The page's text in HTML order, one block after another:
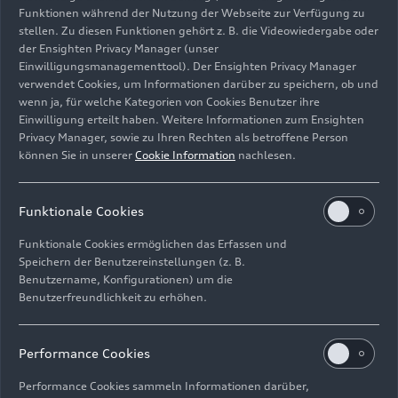
Fahraufnahme,
Farbe: Atollblau
Bild-Nr: A202229 · Copyright: AUDI AG
Rechte: Verwendung für Pressezwecke honorarfrei
ImpressumRechtliches
Hinweisgebersystem
Informationen zur BarrierefreiheitKontakt
Funktionen während der Nutzung der Webseite zur Verfügung zu
stellen. Zu diesen Funktionen gehört z. B. die Videowiedergabe oder
der Ensighten Privacy Manager (unser
Einwilligungsmanagementtool). Der Ensighten Privacy Manager
verwendet Cookies, um Informationen darüber zu speichern, ob und
wenn ja, für welche Kategorien von Cookies Benutzer ihre
Einwilligung erteilt haben. Weitere Informationen zum Ensighten
Privacy Manager, sowie zu Ihren Rechten als betroffene Person
können Sie in unserer Cookie Information nachlesen.
Funktionale Cookies
Funktionale Cookies ermöglichen das Erfassen und
Speichern der Benutzereinstellungen (z. B.
Benutzername, Konfigurationen) um die
Benutzerfreundlichkeit zu erhöhen.
Performance Cookies
Performance Cookies sammeln Informationen darüber,